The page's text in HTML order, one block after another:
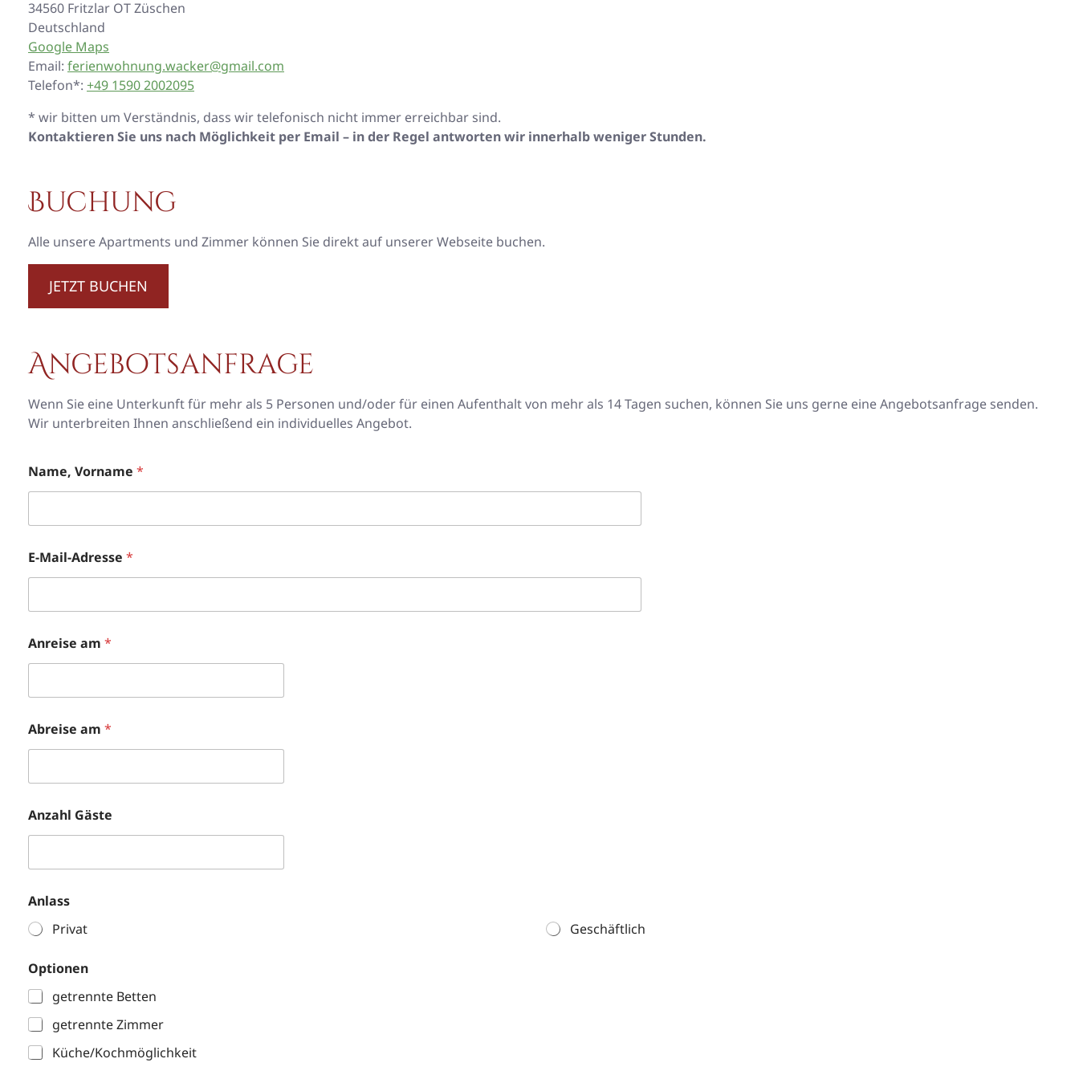
34560 Fritzlar OT Züschen
Deutschland
Google Maps
Email: ferienwohnung.wacker@gmail.com
Telefon*: +49 1590 2002095
* wir bitten um Verständnis, dass wir telefonisch nicht immer erreichbar sind.
Kontaktieren Sie uns nach Möglichkeit per Email – in der Regel antworten wir innerhalb weniger Stunden.
Buchung
Alle unsere Apartments und Zimmer können Sie direkt auf unserer Webseite buchen.
JETZT BUCHEN
Angebotsanfrage
Wenn Sie eine Unterkunft für mehr als 5 Personen und/oder für einen Aufenthalt von mehr als 14 Tagen suchen, können Sie uns gerne eine Angebotsanfrage senden.
Wir unterbreiten Ihnen anschließend ein individuelles Angebot.
Name, Vorname *
E-Mail-Adresse *
Anreise am *
Abreise am *
Anzahl Gäste
Anlass
Privat
Geschäftlich
Optionen
getrennte Betten
getrennte Zimmer
Küche/Kochmöglichkeit